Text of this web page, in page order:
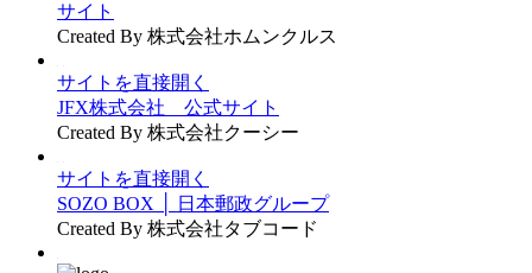
サイト
Created By 株式会社ホムンクルス
サイトを直接開く
JFX株式会社 公式サイト
Created By 株式会社クーシー
サイトを直接開く
SOZO BOX │ 日本郵政グループ
Created By 株式会社タブコード